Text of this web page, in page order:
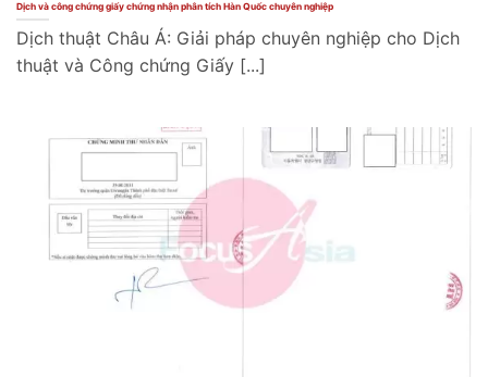
Dịch và công chứng giấy chứng nhận phân tích Hàn Quốc chuyên nghiệp
Dịch thuật Châu Á: Giải pháp chuyên nghiệp cho Dịch
thuật và Công chứng Giấy [...]